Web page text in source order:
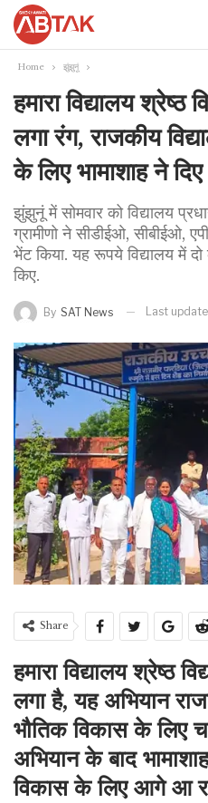
Home झुंझुनूं
हमारा विद्यालय श्रेष्ठ
लगा रंग, राजकीय
के लिए भामाशाह ने
झुंझुनूं में सोमवार को विद्यालय
ग्रामीणो ने सीडीईओ, सीबीईओ,
भेंट किया. यह रूपये विद्यालय में दो
किए.
By SAT News Last
Share
हमारा विद्यालय श्रेष्ठ
लगा है, यह अभियान
भौतिक विकास के लिए
अभियान के बाद
विकास के लिए आगे आ